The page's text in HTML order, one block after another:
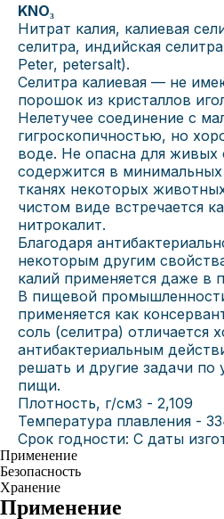
KNO₃
Нитрат калия, калиевая
селитра, индийская
Peter, petersalt).
Селитра калиевая — не
порошок из кристаллов
Нелетучее соединение с
гигроскопичностью, но
воде. Не опасна для живых
содержится в минимальных
тканях некоторых
чистом виде встречается
нитрокалит.
Благодаря
некоторым другим
калий применяется даже в
В пищевой
применяется как
соль (селитра)
антибактериальным
решать и другие задачи по
пищи.
Плотность, г/см3 - 2,109
Температура плавления -
Срок годности: С даты
Применение
Безопасность
Хранение
Применение